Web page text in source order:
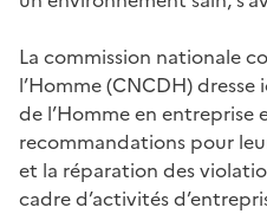
La commission nationale
l’Homme (CNCDH)
de l’Homme en entreprise
recommandations pour
et la réparation des
cadre d’activités